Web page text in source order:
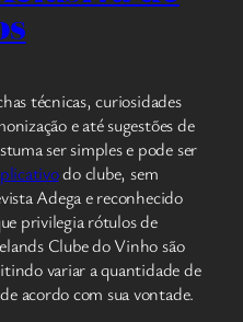
técnicas, curiosidades
e até sugestões de
ser simples e pode ser
do clube, sem
Adega e reconhecido
privilegia rótulos de
Clube do Vinho são
variar a quantidade de
acordo com sua vontade.